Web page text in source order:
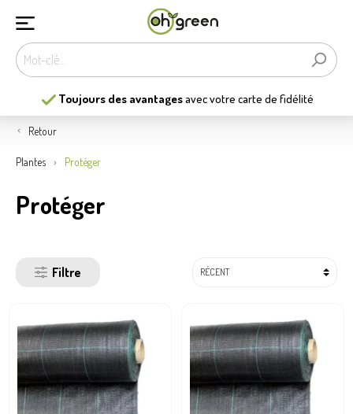
Les13plus belles jardineriesde Belgique
Retour
Plantes Protéger
Protéger
Filtre